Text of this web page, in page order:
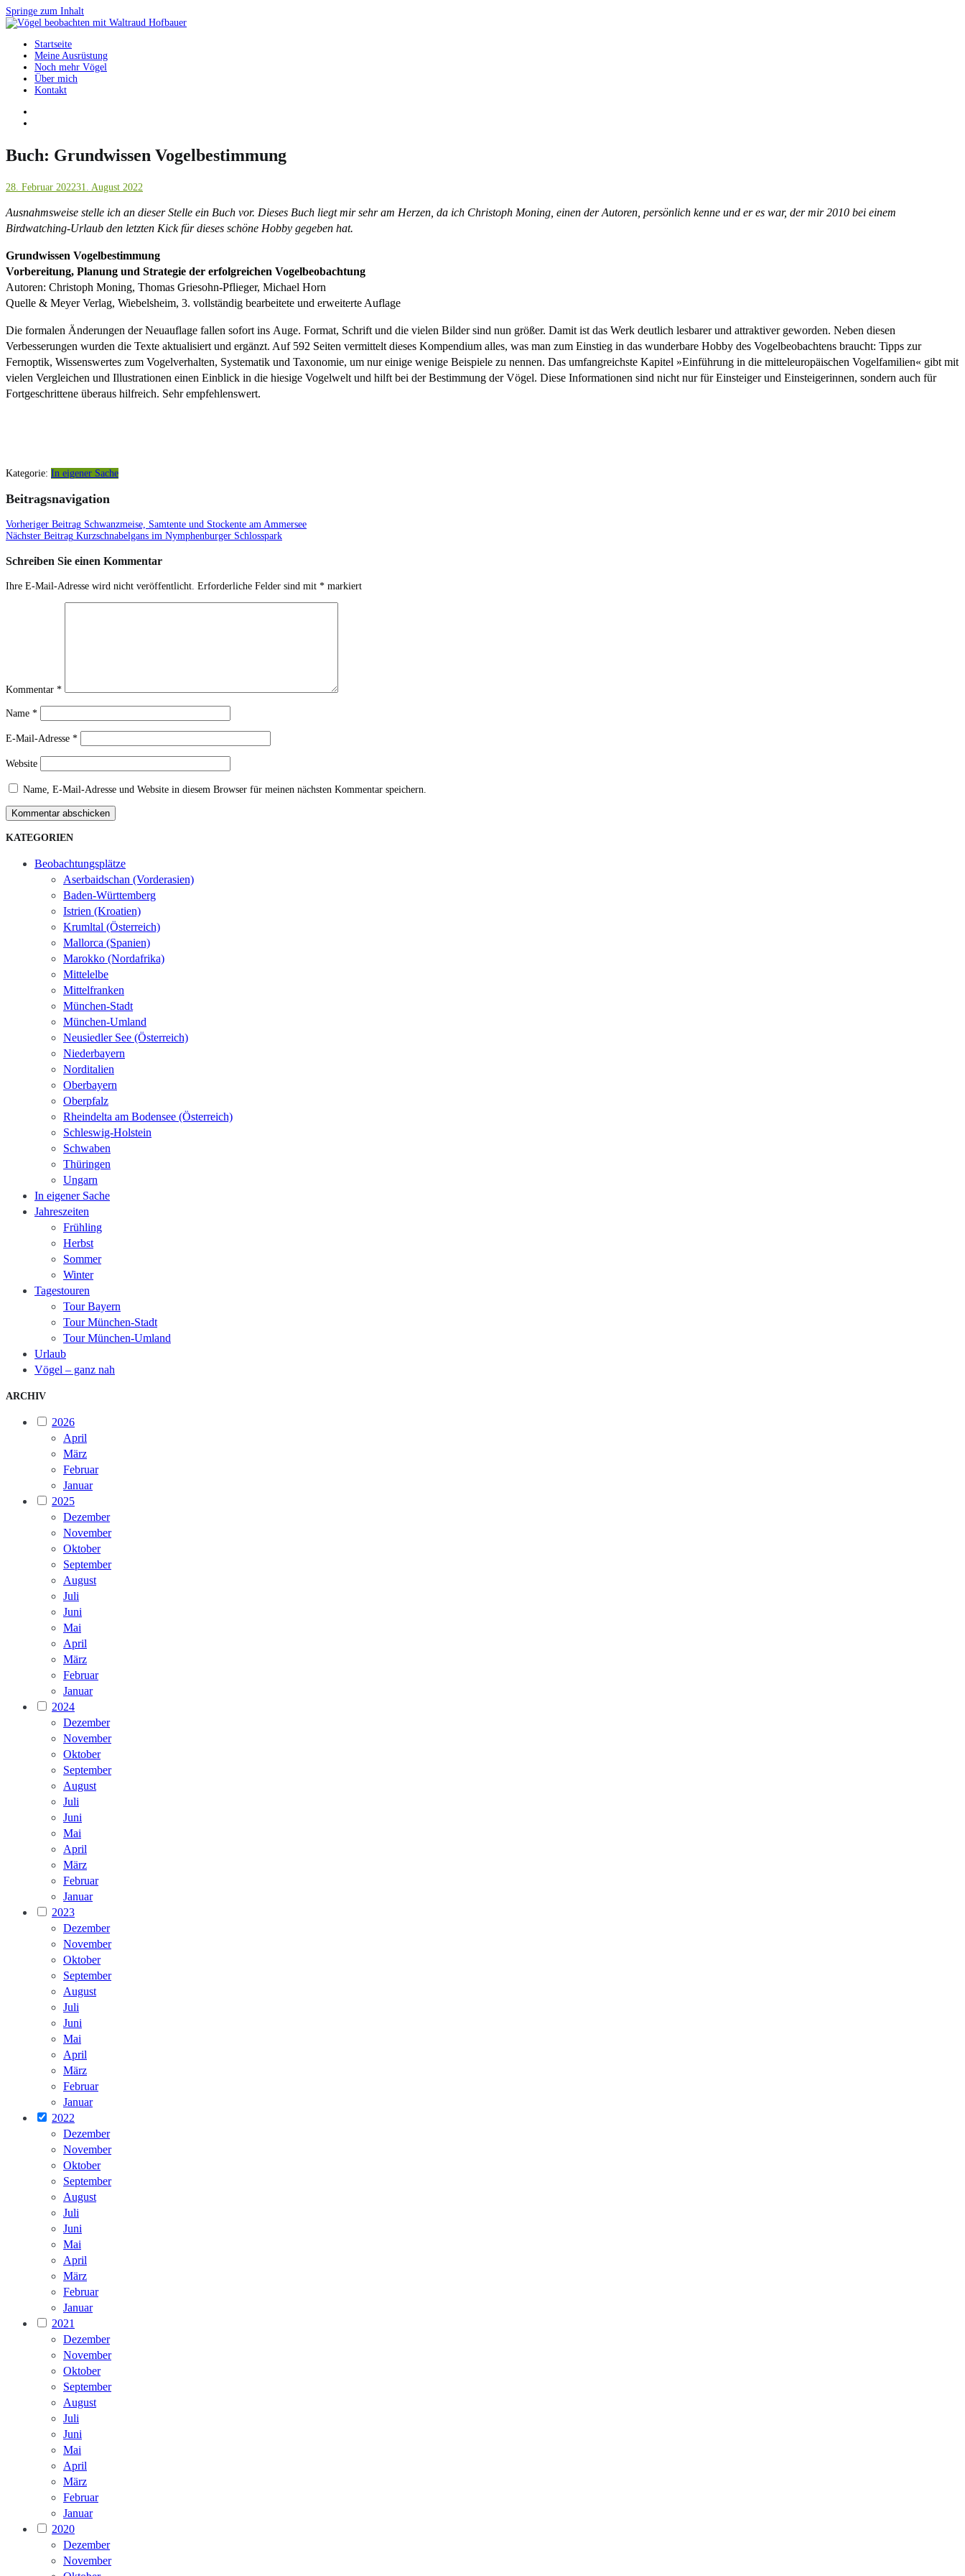
Springe zum Inhalt
Vögel beobachten mit Waltraud Hofbauer
Startseite
Meine Ausrüstung
Noch mehr Vögel
Über mich
Kontakt
Buch: Grundwissen Vogelbestimmung
28. Februar 202231. August 2022
Ausnahmsweise stelle ich an dieser Stelle ein Buch vor. Dieses Buch liegt mir sehr am Herzen, da ich Christoph Moning, einen der Autoren, persönlich kenne und er es war, der mir 2010 bei einem
Birdwatching-Urlaub den letzten Kick für dieses schöne Hobby gegeben hat.
Grundwissen Vogelbestimmung
Vorbereitung, Planung und Strategie der erfolgreichen Vogelbeobachtung
Autoren: Christoph Moning, Thomas Griesohn-Pflieger, Michael Horn
Quelle & Meyer Verlag, Wiebelsheim, 3. vollständig bearbeitete und erweiterte Auflage
Die formalen Änderungen der Neuauflage fallen sofort ins Auge. Format, Schrift und die vielen Bilder sind nun größer. Damit ist das Werk deutlich lesbarer und attraktiver geworden. Neben diesen
Verbesserungen wurden die Texte aktualisiert und ergänzt. Auf 592 Seiten vermittelt dieses Kompendium alles, was man zum Einstieg in das wunderbare Hobby des Vogelbeobachtens braucht: Tipps zur
Fernoptik, Wissenswertes zum Vogelverhalten, Systematik und Taxonomie, um nur einige wenige Beispiele zu nennen. Das umfangreichste Kapitel »Einführung in die mitteleuropäischen Vogelfamilien« gibt mit
vielen Vergleichen und Illustrationen einen Einblick in die hiesige Vogelwelt und hilft bei der Bestimmung der Vögel. Diese Informationen sind nicht nur für Einsteiger und Einsteigerinnen, sondern auch für
Fortgeschrittene überaus hilfreich. Sehr empfehlenswert.
Kategorie: In eigener Sache
Beitragsnavigation
Vorheriger Beitrag Schwanzmeise, Samtente und Stockente am Ammersee
Nächster Beitrag Kurzschnabelgans im Nymphenburger Schlosspark
Schreiben Sie einen Kommentar
Ihre E-Mail-Adresse wird nicht veröffentlicht. Erforderliche Felder sind mit * markiert
Kommentar *
Name *
E-Mail-Adresse *
Website
Name, E-Mail-Adresse und Website in diesem Browser für meinen nächsten Kommentar speichern.
Kommentar abschicken
KATEGORIEN
Beobachtungsplätze
Aserbaidschan (Vorderasien)
Baden-Württemberg
Istrien (Kroatien)
Krumltal (Österreich)
Mallorca (Spanien)
Marokko (Nordafrika)
Mittelelbe
Mittelfranken
München-Stadt
München-Umland
Neusiedler See (Österreich)
Niederbayern
Norditalien
Oberbayern
Oberpfalz
Rheindelta am Bodensee (Österreich)
Schleswig-Holstein
Schwaben
Thüringen
Ungarn
In eigener Sache
Jahreszeiten
Frühling
Herbst
Sommer
Winter
Tagestouren
Tour Bayern
Tour München-Stadt
Tour München-Umland
Urlaub
Vögel – ganz nah
ARCHIV
2026
April
März
Februar
Januar
2025
Dezember
November
Oktober
September
August
Juli
Juni
Mai
April
März
Februar
Januar
2024
Dezember
November
Oktober
September
August
Juli
Juni
Mai
April
März
Februar
Januar
2023
Dezember
November
Oktober
September
August
Juli
Juni
Mai
April
März
Februar
Januar
2022
Dezember
November
Oktober
September
August
Juli
Juni
Mai
April
März
Februar
Januar
2021
Dezember
November
Oktober
September
August
Juli
Juni
Mai
April
März
Februar
Januar
2020
Dezember
November